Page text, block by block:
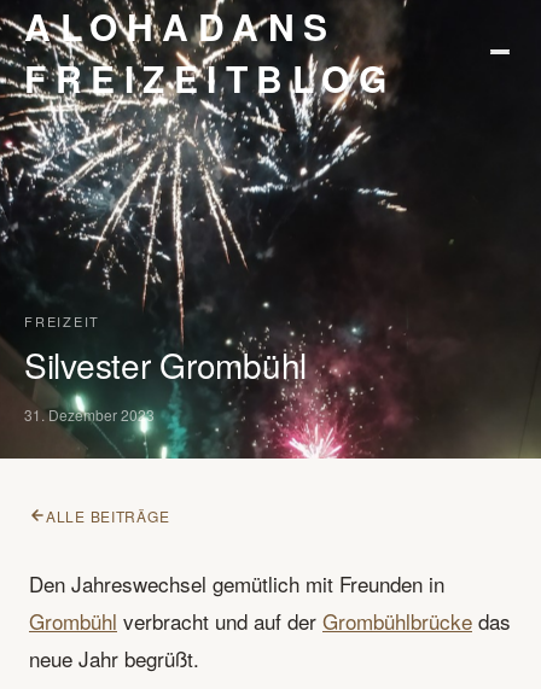
ALOHADANS
FREIZEITBLOG
STARTSEITE
KONTAKT
DATENSCHUTZ
IMPRESSUM
FREIZEIT
Silvester Grombühl
31. Dezember 2023
ALLE BEITRÄGE
Den Jahreswechsel gemütlich mit Freunden in
Grombühl verbracht und auf der Grombühlbrücke das
neue Jahr begrüßt.